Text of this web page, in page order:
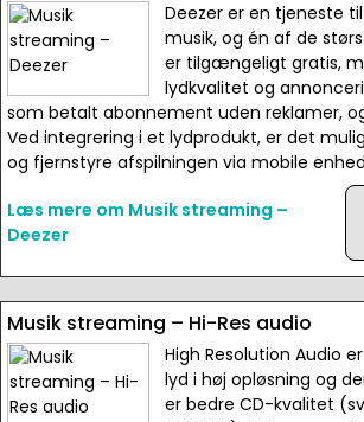
Deezer er en tjeneste
musik, og én af de
er tilgængeligt gratis,
lydkvalitet og
som betalt abonnement uden reklamer,
Ved integrering i et lydprodukt, er det
og fjernstyre afspilningen via mobile
Læs mere om Musik streaming –
Deezer
Musik streaming – Hi-Res audio
High Resolution Audio
lyd i høj opløsning og
er bedre CD-kvalitet